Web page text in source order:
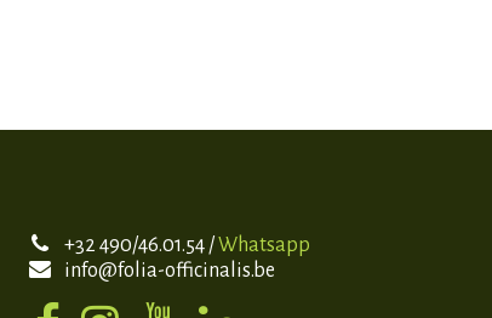
+32 490/46.01.54 /Whatsapp
info@folia-officinalis.be